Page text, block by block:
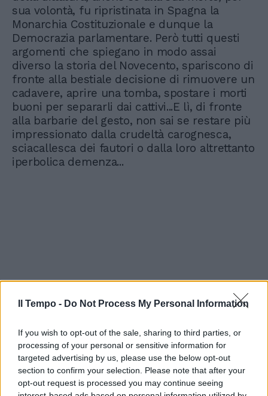
Il Tempo - Do Not Process My Personal Information
If you wish to opt-out of the sale, sharing to third parties, or
processing of your personal or sensitive information for
targeted advertising by us, please use the below opt-out
section to confirm your selection. Please note that after your
opt-out request is processed you may continue seeing
sua volontà, fu ripristinata in Spagna la
Monarchia Costituzionale e dunque la
Democrazia parlamentare. Però tutti questi
argomenti che spiegano in modo assai
diverso la storia del Novecento, spariscono di
fronte alla bestiale decisione di rimuovere un
cadavere, aprire una tomba, spostare i morti
buoni per separarli dai cattivi...E lì, di fronte
alla barbarie del gesto, non sai se restare più
impressionato dalla crudeltà carognesca,
sciacallesca dei fautori o dalla loro altrettanto
iperbolica demenza...